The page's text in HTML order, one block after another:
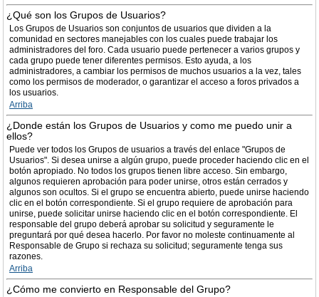
¿Qué son los Grupos de Usuarios?
Los Grupos de Usuarios son conjuntos de usuarios que dividen a la
comunidad en sectores manejables con los cuales puede trabajar los
administradores del foro. Cada usuario puede pertenecer a varios grupos y
cada grupo puede tener diferentes permisos. Esto ayuda, a los
administradores, a cambiar los permisos de muchos usuarios a la vez, tales
como los permisos de moderador, o garantizar el acceso a foros privados a
los usuarios.
Arriba
¿Donde están los Grupos de Usuarios y como me puedo unir a
ellos?
Puede ver todos los Grupos de usuarios a través del enlace "Grupos de
Usuarios". Si desea unirse a algún grupo, puede proceder haciendo clic en el
botón apropiado. No todos los grupos tienen libre acceso. Sin embargo,
algunos requieren aprobación para poder unirse, otros están cerrados y
algunos son ocultos. Si el grupo se encuentra abierto, puede unirse haciendo
clic en el botón correspondiente. Si el grupo requiere de aprobación para
unirse, puede solicitar unirse haciendo clic en el botón correspondiente. El
responsable del grupo deberá aprobar su solicitud y seguramente le
preguntará por qué desea hacerlo. Por favor no moleste continuamente al
Responsable de Grupo si rechaza su solicitud; seguramente tenga sus
razones.
Arriba
¿Cómo me convierto en Responsable del Grupo?